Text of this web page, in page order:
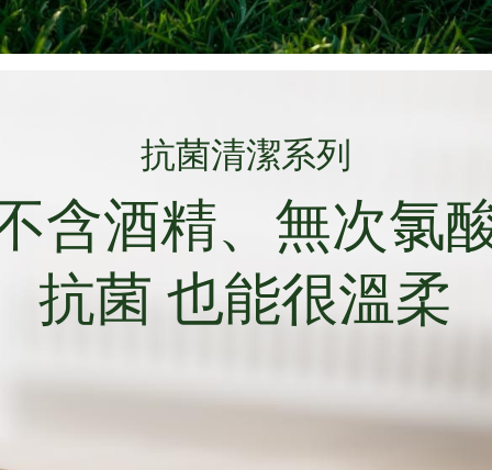
抗菌清潔系列
含酒精、無次氯
抗菌 也能很溫柔